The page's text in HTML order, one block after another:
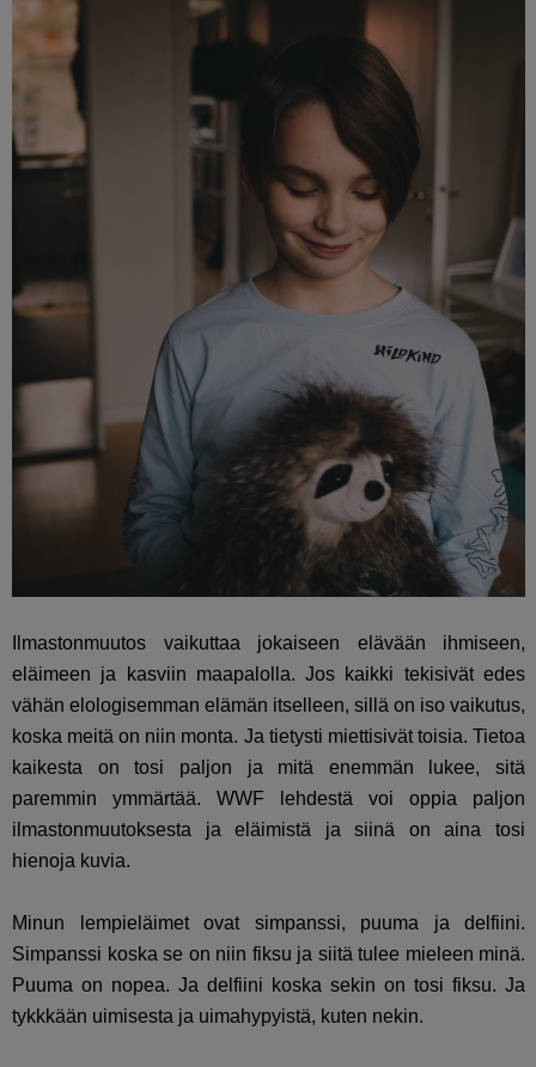
Ilmastonmuutos vaikuttaa jokaiseen elävään ihmiseen,
eläimeen ja kasviin maapalolla. Jos kaikki tekisivät edes
vähän elologisemman elämän itselleen, sillä on iso vaikutus,
koska meitä on niin monta. Ja tietysti miettisivät toisia. Tietoa
kaikesta on tosi paljon ja mitä enemmän lukee, sitä
paremmin ymmärtää. WWF lehdestä voi oppia paljon
ilmastonmuutoksesta ja eläimistä ja siinä on aina tosi
hienoja kuvia.
Minun lempieläimet ovat simpanssi, puuma ja delfiini.
Simpanssi koska se on niin fiksu ja siitä tulee mieleen minä.
Puuma on nopea. Ja delfiini koska sekin on tosi fiksu. Ja
tykkkään uimisesta ja uimahypyistä, kuten nekin.